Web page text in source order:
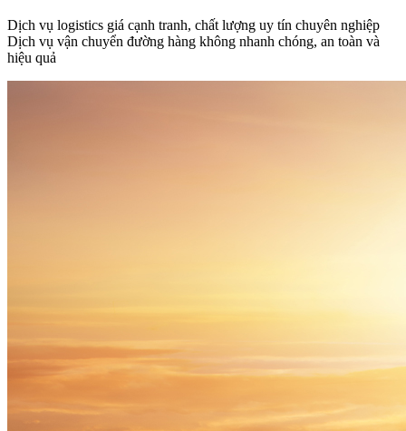
Dịch vụ logistics giá cạnh tranh, chất lượng uy tín chuyên nghiệp
Dịch vụ vận chuyển đường hàng không nhanh chóng, an toàn và
hiệu quả